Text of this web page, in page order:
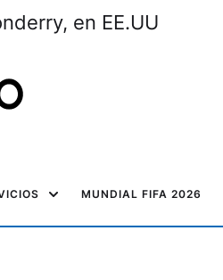
en EE.UU
MUNDIAL FIFA 2026